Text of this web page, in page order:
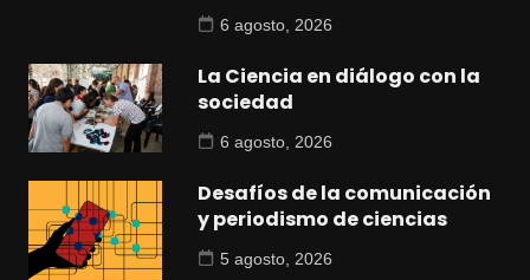
6 agosto, 2026
La Ciencia en diálogo con la
sociedad
6 agosto, 2026
Desafíos de la comunicación
y periodismo de ciencias
5 agosto, 2026